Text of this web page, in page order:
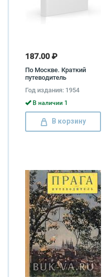
187.00 ₽
По Москве. Краткий
путеводитель
Год издания: 1954
В наличии 1
В корзину